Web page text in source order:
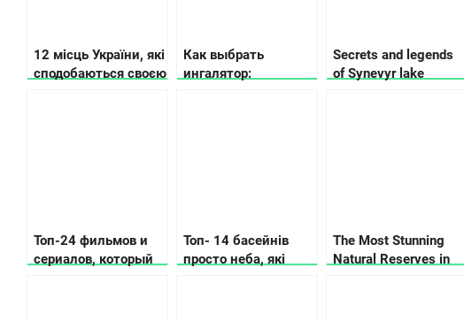
12 місць України, які
сподобаються своєю
Как выбрать
ингалятор:
Secrets and legends
of Synevyr lake
Топ-24 фильмов и
сериалов, который
Топ- 14 басейнів
просто неба, які
The Most Stunning
Natural Reserves in